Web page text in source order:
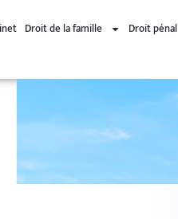
Droit de la famille Droit pénal